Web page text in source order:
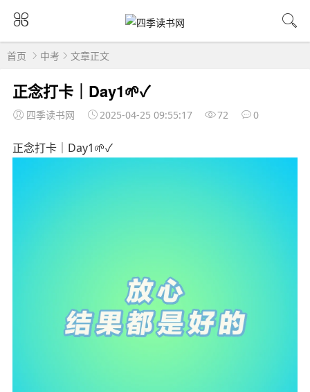
首页 中考 文章正文
正念打卡｜Day1🌱✓
四季读书网 2025-04-25 09:55:17 72 0
正念打卡｜Day1🌱✓